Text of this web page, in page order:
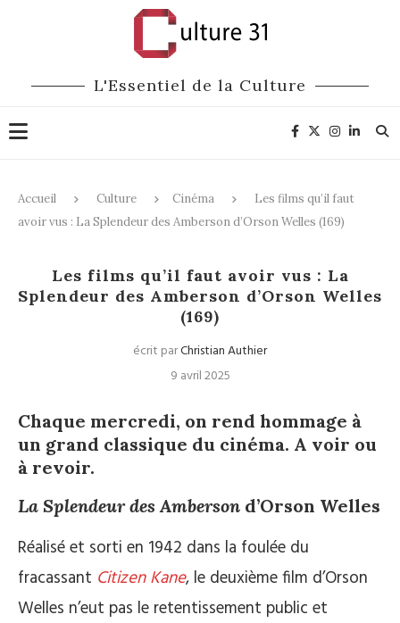
L'Essentiel de la Culture
Accueil Culture Cinéma
Les films qu’il faut
avoir vus : La Splendeur des Amberson d’Orson Welles (169)
Les films qu’il faut avoir vus : La
Splendeur des Amberson d’Orson Welles
(169)
écrit parChristian Authier
9 avril 2025
Chaque mercredi, on rend hommage à
un grand classique du cinéma. A voir ou
à revoir.
La Splendeur des Amberson d’Orson Welles
Réalisé et sorti en 1942 dans la foulée du
fracassant Citizen Kane, le deuxième film d’Orson
Welles n’eut pas le retentissement public et